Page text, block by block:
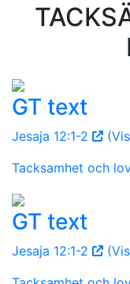
GT text
Jesaja 12:1-2
Tacksamhet och
GT text
Jesaja 12:1-2